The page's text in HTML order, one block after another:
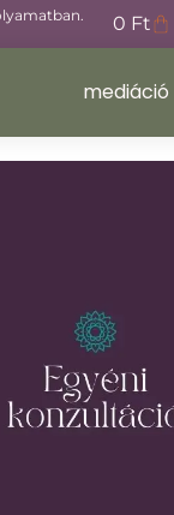
0 Ft
mediáció